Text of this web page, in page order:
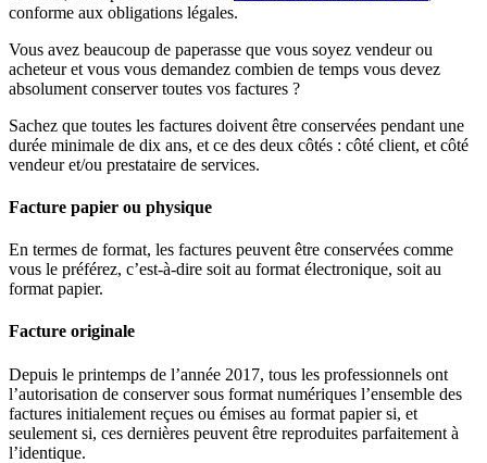
conforme aux obligations légales.
Vous avez beaucoup de paperasse que vous soyez vendeur ou
acheteur et vous vous demandez combien de temps vous devez
absolument conserver toutes vos factures ?
Sachez que toutes les factures doivent être conservées pendant une
durée minimale de dix ans, et ce des deux côtés : côté client, et côté
vendeur et/ou prestataire de services.
Facture papier ou physique
En termes de format, les factures peuvent être conservées comme
vous le préférez, c’est-à-dire soit au format électronique, soit au
format papier.
Facture originale
Depuis le printemps de l’année 2017, tous les professionnels ont
l’autorisation de conserver sous format numériques l’ensemble des
factures initialement reçues ou émises au format papier si, et
seulement si, ces dernières peuvent être reproduites parfaitement à
l’identique.